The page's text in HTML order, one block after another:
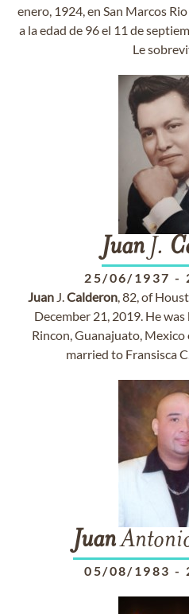
enero, 1924, en San Marcos
a la edad de 96 el 11 de
Le
Juan J.
25/06/1937 -
JuanJ.Calderon, 82, of
December 21, 2019. He
Rincon, Guanajuato, Mexico
married to Fransisca
Juan
05/08/1983 -